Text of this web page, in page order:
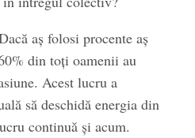
aș folosi procente aș
din toți oamenii au
Acest lucru a
să deschidă energia din
continuă și acum.